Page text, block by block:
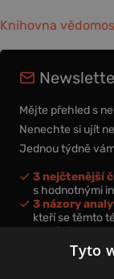
Knihovna
Mějte přehled s
Nenechte si ujít
Jednou týdně
3 nejčtenější
s hodnotnými
3 názory
kteří se těmto
nová videa a
k prohloubení
Tyto